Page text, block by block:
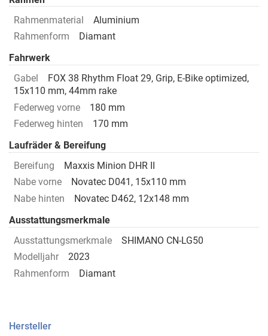
Rahmenmaterial
Aluminium
Rahmenform
Diamant
Fahrwerk
Gabel
FOX 38 Rhythm Float 29, Grip, E-Bike optimized,
15x110 mm, 44mm rake
Federweg vorne
180 mm
Federweg hinten
170 mm
Laufräder & Bereifung
Bereifung
Maxxis Minion DHR II
Nabe vorne
Novatec D041, 15x110 mm
Nabe hinten
Novatec D462, 12x148 mm
Ausstattungsmerkmale
Ausstattungsmerkmale
SHIMANO CN-LG50
Modelljahr
2023
Rahmenform
Diamant
Hersteller